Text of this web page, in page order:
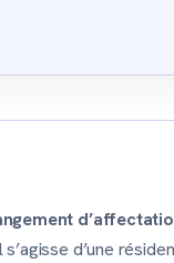
d’une